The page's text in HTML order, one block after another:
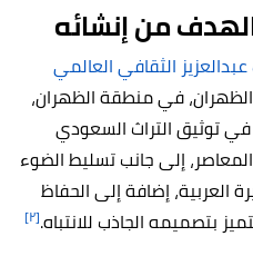
من إنشائه
الثقافي العالمي
في منطقة الظهران،
توثيق التراث السعودي
إلى جانب تسليط الضوء
العربية، إضافة إلى الحفاظ
بتصميمه الجاذب للانتباه.[٢]